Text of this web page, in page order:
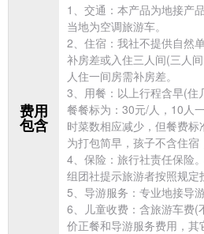
费用
包含
1、交通：本产品为地接产
当地为空调旅游车。
2、住宿：我社不提供自然
补房差或入住三人间(三人
人住一间房需补房差。
3、用餐：以上行程含早(住
餐餐标为：30元/人，10人
时菜数相应减少，但餐费
为打包简早，孩子不含住宿
4、保险： 旅行社责任保险
组团社提示旅游者按照规定
5、导游服务：专业地接导游
6、儿童收费：含旅游车费
价正餐和导游服务费用，其